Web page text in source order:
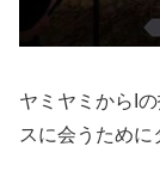
ヤミヤミからI
スに会うために